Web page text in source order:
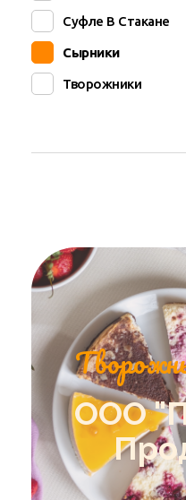
Суфле В Стакане
Сырники
Творожники
ООО